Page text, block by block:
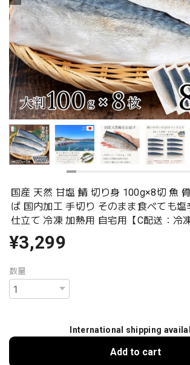
国産 天然 甘塩 鯖 切り身 100g×8切 魚
ば 国内加工 手切り そのまま食べても塩
仕立て 冷凍 加熱用 自宅用【C配送：冷凍
¥3,299
数量
International shipping
Add to cart